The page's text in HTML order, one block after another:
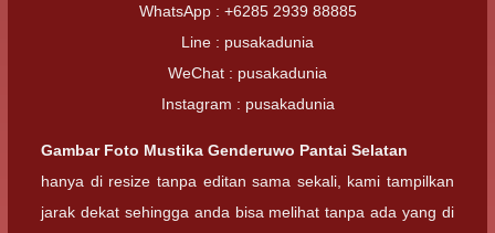
WhatsApp : +6285 2939 88885
Line : pusakadunia
WeChat : pusakadunia
Instagram : pusakadunia
Gambar Foto Mustika Genderuwo Pantai Selatan
hanya di resize tanpa editan sama sekali, kami tampilkan
jarak dekat sehingga anda bisa melihat tanpa ada yang di